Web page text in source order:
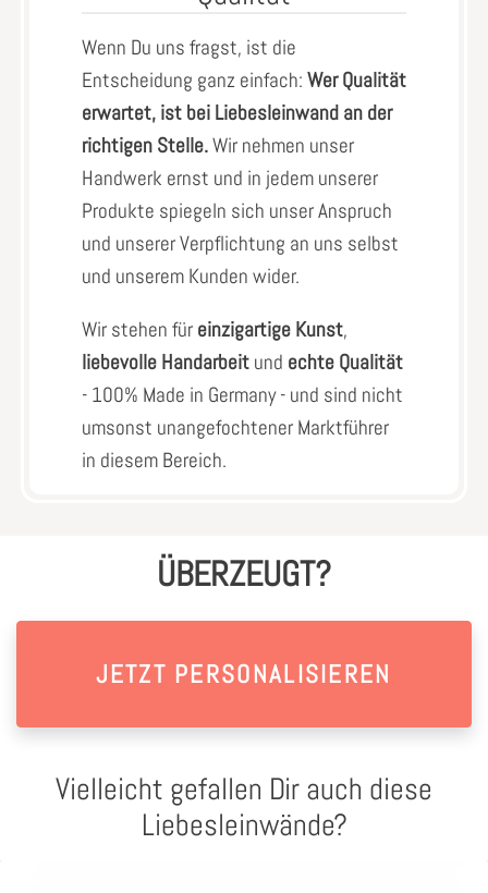
Wenn Du uns fragst, ist die
Entscheidung ganz einfach: Wer Qualität
erwartet, ist bei Liebesleinwand an der
richtigen Stelle.Wir nehmen unser
Handwerk ernst und in jedem unserer
Produkte spiegeln sich unser Anspruch
und unserer Verpflichtung an uns selbst
und unserem Kunden wider.
Wir stehen für einzigartige Kunst,
liebevolle Handarbeitund echte Qualität
- 100% Made in Germany - und sind nicht
umsonst unangefochtener Marktführer
in diesem Bereich.
ÜBERZEUGT?
JETZT PERSONALISIEREN
Vielleicht gefallen Dir auch diese
Liebesleinwände?